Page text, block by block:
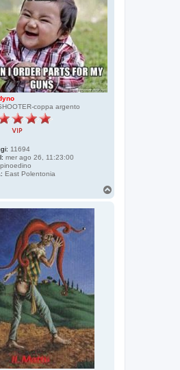
coppa argento
11694
mer ago 26, 11:23:00
pinoedino
East Polentonia